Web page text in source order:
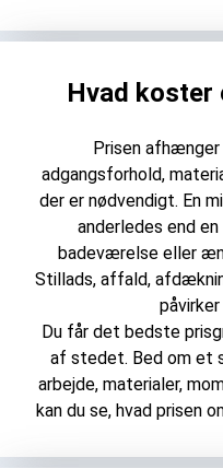
Hvad koster
Prisen
adgangsforhold,
der er nødvendigt. En
anderledes end
badeværelse eller
Stillads, affald,
Du får det bedste
af stedet. Bed om et
arbejde, materialer,
kan du se, hvad prisen